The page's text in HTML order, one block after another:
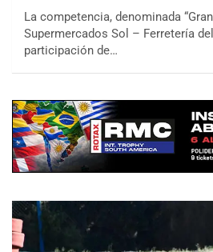
La competencia, denominada
Supermercados Sol – Ferretería
participación de…